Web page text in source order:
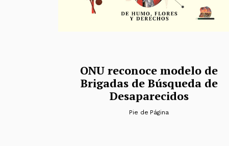
ONU reconoce modelo de
Brigadas de Búsqueda de
Desaparecidos
Pie de Página